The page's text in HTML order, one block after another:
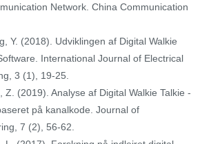
Network. China Communication
Y. (2018). Udviklingen af ​​Digital Walkie
International Journal of Electrical
3 (1), 19-25.
Z. (2019). Analyse af Digital Walkie Talkie -
på kanalkode. Journal of
7 (2), 56-62.